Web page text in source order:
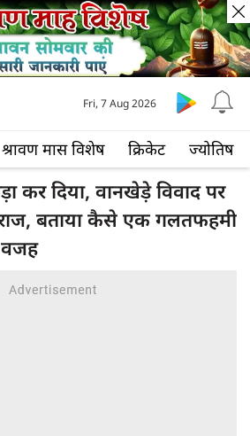
श्रावण मास विशेष क्रिकेट ज्योतिष
Fri, 7 Aug 2026
कर दिया, वानखेड़े विवाद पर
बताया कैसे एक गलतफहमी
वजह